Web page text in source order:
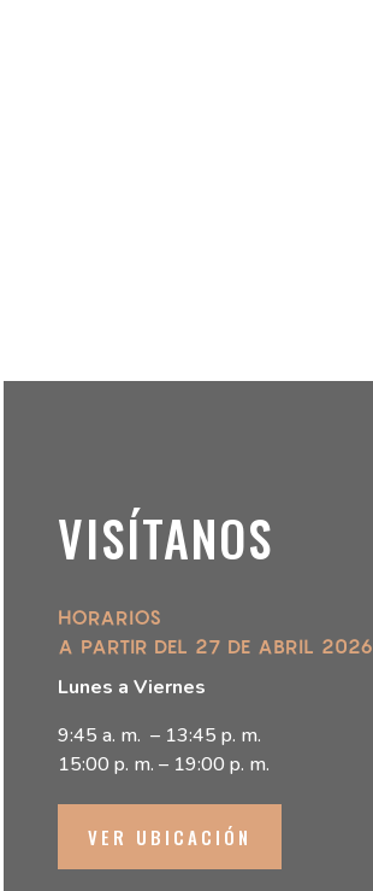
VISÍTANOS
HORARIOS
A PARTIR DEL 27 DE ABRIL 2026
Lunes a Viernes
9:45 a. m. – 13:45 p. m.
15:00 p. m. – 19:00 p. m.
VER UBICACIÓN